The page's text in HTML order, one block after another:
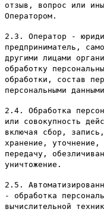
отзыв, вопрос или
Оператором.
2.3. Оператор -
предприниматель,
другими лицами
обработку
обработки, состав
персональными
2.4. Обработка
или совокупность
включая сбор,
хранение, уточнение,
передачу,
уничтожение.
2.5.
- обработка
вычислительной